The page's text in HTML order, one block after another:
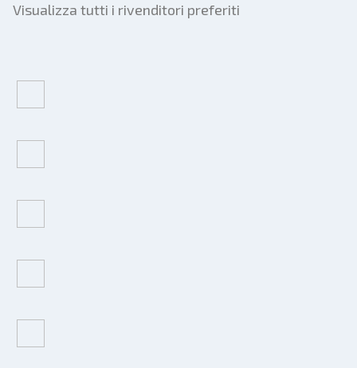
Visualizza tutti i rivenditori preferiti